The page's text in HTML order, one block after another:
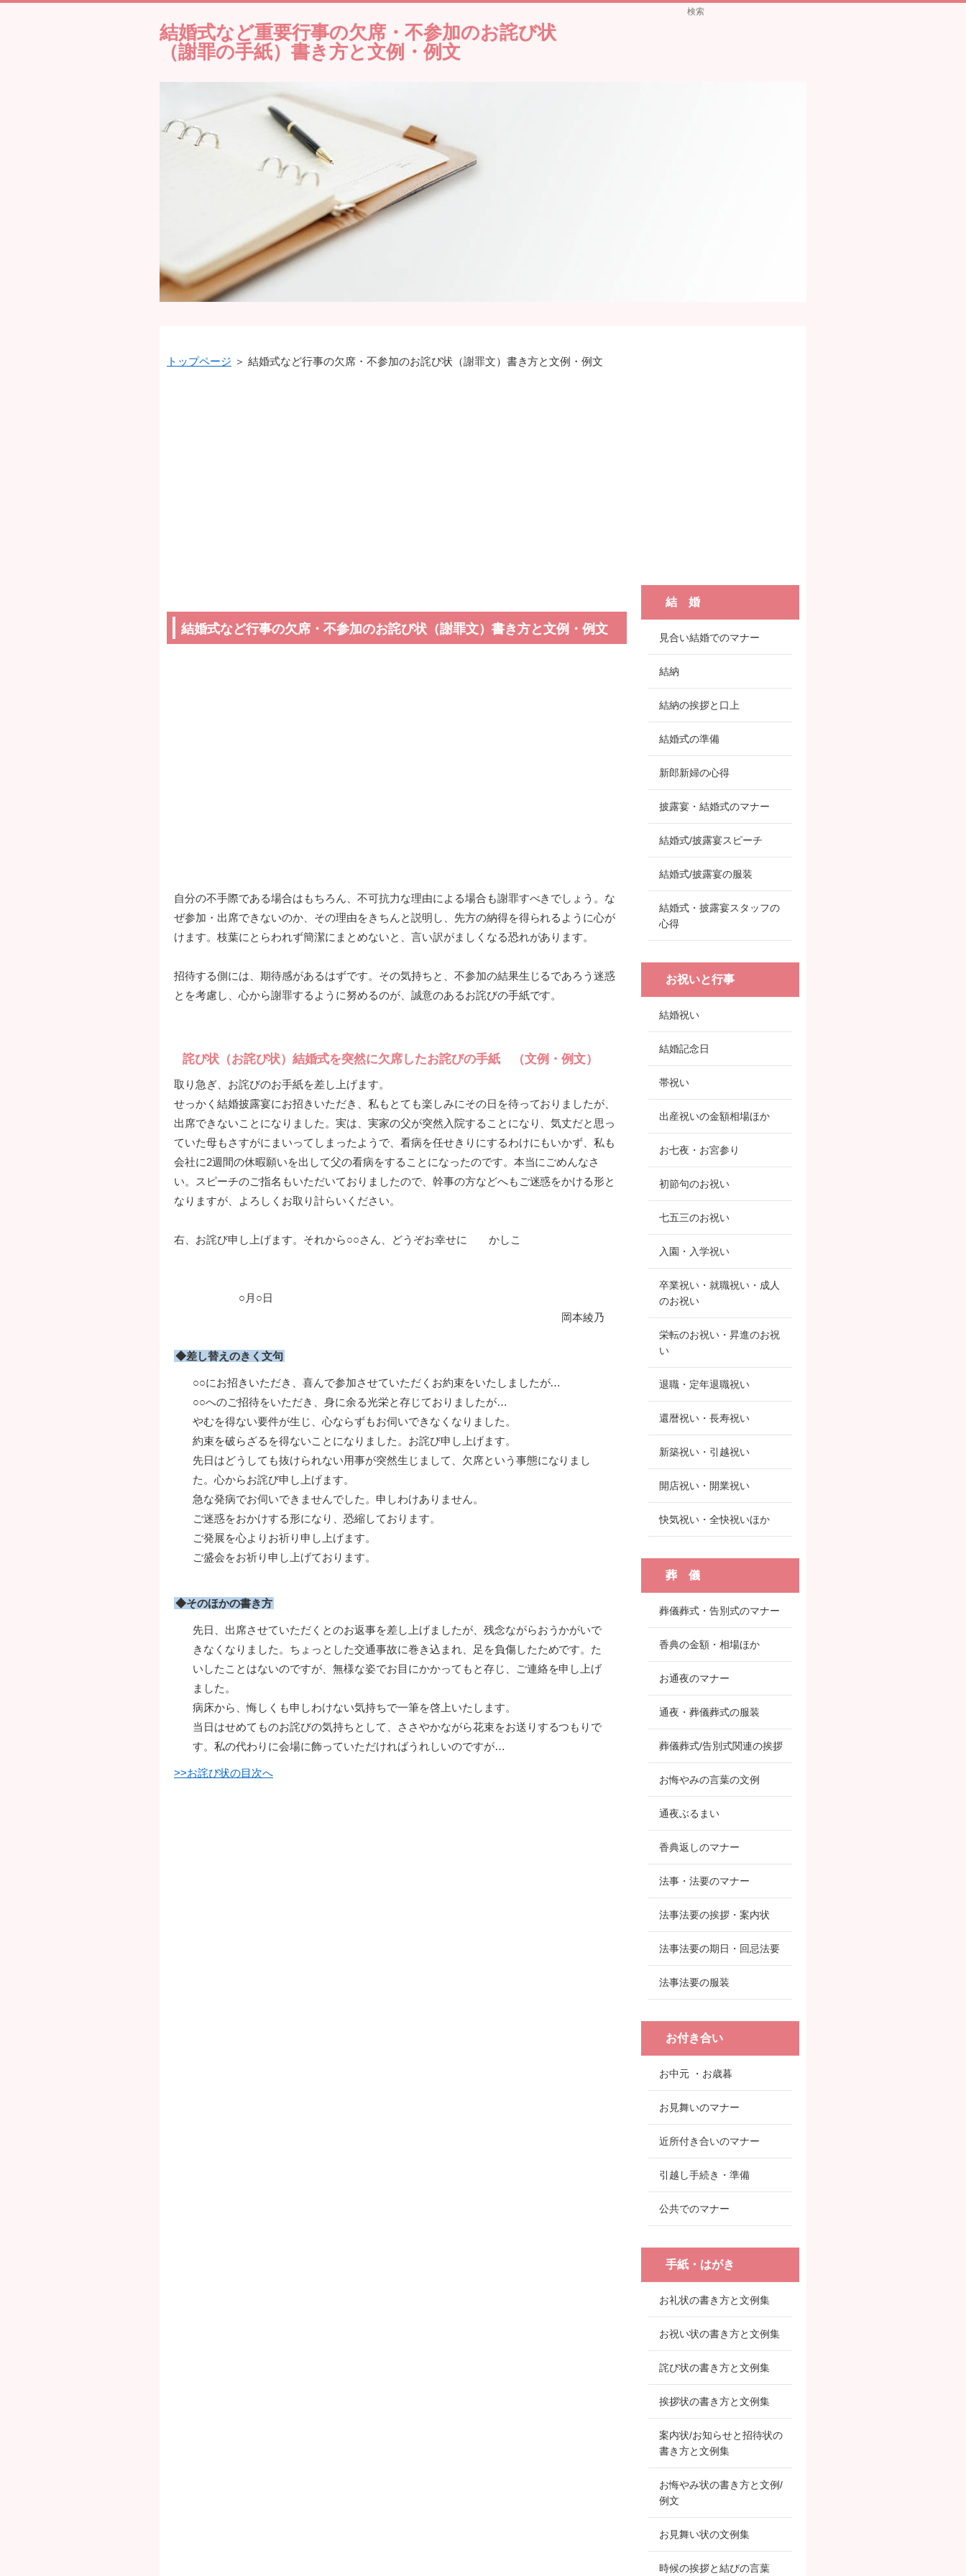
結婚式など重要行事の欠席・不参加のお詫び状
（謝罪の手紙）書き方と文例・例文
トップページ ＞ 結婚式など行事の欠席・不参加のお詫び状（謝罪文）書き方と文例・例文
結婚式など行事の欠席・不参加のお詫び状（謝罪文）書き方と文例・例文
自分の不手際である場合はもちろん、不可抗力な理由による場合も謝罪すべきでしょう。な
ぜ参加・出席できないのか、その理由をきちんと説明し、先方の納得を得られるように心が
けます。枝葉にとらわれず簡潔にまとめないと、言い訳がましくなる恐れがあります。
招待する側には、期待感があるはずです。その気持ちと、不参加の結果生じるであろう迷惑
とを考慮し、心から謝罪するように努めるのが、誠意のあるお詫びの手紙です。
詫び状（お詫び状）結婚式を突然に欠席したお詫びの手紙 （文例・例文）
取り急ぎ、お詫びのお手紙を差し上げます。
せっかく結婚披露宴にお招きいただき、私もとても楽しみにその日を待っておりましたが、
出席できないことになりました。実は、実家の父が突然入院することになり、気丈だと思っ
ていた母もさすがにまいってしまったようで、看病を任せきりにするわけにもいかず、私も
会社に2週間の休暇願いを出して父の看病をすることになったのです。本当にごめんなさ
い。スピーチのご指名もいただいておりましたので、幹事の方などへもご迷惑をかける形と
なりますが、よろしくお取り計らいください。
右、お詫び申し上げます。それから○○さん、どうぞお幸せに かしこ
○月○日
岡本綾乃
◆差し替えのきく文句
○○にお招きいただき、喜んで参加させていただくお約束をいたしましたが…
○○へのご招待をいただき、身に余る光栄と存じておりましたが…
やむを得ない要件が生じ、心ならずもお伺いできなくなりました。
約束を破らざるを得ないことになりました。お詫び申し上げます。
先日はどうしても抜けられない用事が突然生じまして、欠席という事態になりまし
た。心からお詫び申し上げます。
急な発病でお伺いできませんでした。申しわけありません。
ご迷惑をおかけする形になり、恐縮しております。
ご発展を心よりお祈り申し上げます。
ご盛会をお祈り申し上げております。
◆そのほかの書き方
先日、出席させていただくとのお返事を差し上げましたが、残念ながらおうかがいで
きなくなりました。ちょっとした交通事故に巻き込まれ、足を負傷したためです。た
いしたことはないのですが、無様な姿でお目にかかってもと存じ、ご連絡を申し上げ
ました。
病床から、悔しくも申しわけない気持ちで一筆を啓上いたします。
当日はせめてものお詫びの気持ちとして、ささやかながら花束をお送りするつもりで
す。私の代わりに会場に飾っていただければうれしいのですが…
>>お詫び状の目次へ
結 婚
見合い結婚でのマナー
結納
結納の挨拶と口上
結婚式の準備
新郎新婦の心得
披露宴・結婚式のマナー
結婚式/披露宴スピーチ
結婚式/披露宴の服装
結婚式・披露宴スタッフの
心得
お祝いと行事
結婚祝い
結婚記念日
帯祝い
出産祝いの金額相場ほか
お七夜・お宮参り
初節句のお祝い
七五三のお祝い
入園・入学祝い
卒業祝い・就職祝い・成人
のお祝い
栄転のお祝い・昇進のお祝
い
退職・定年退職祝い
還暦祝い・長寿祝い
新築祝い・引越祝い
開店祝い・開業祝い
快気祝い・全快祝いほか
葬 儀
葬儀葬式・告別式のマナー
香典の金額・相場ほか
お通夜のマナー
通夜・葬儀葬式の服装
葬儀葬式/告別式関連の挨拶
お悔やみの言葉の文例
通夜ぶるまい
香典返しのマナー
法事・法要のマナー
法事法要の挨拶・案内状
法事法要の期日・回忌法要
法事法要の服装
お付き合い
お中元 ・お歳暮
お見舞いのマナー
近所付き合いのマナー
引越し手続き・準備
公共でのマナー
手紙・はがき
お礼状の書き方と文例集
お祝い状の書き方と文例集
詫び状の書き方と文例集
挨拶状の書き方と文例集
案内状/お知らせと招待状の
書き方と文例集
お悔やみ状の書き方と文例/
例文
お見舞い状の文例集
時候の挨拶と結びの言葉